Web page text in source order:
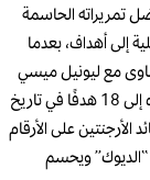
تمريراته الحاسمة
إلى أهداف، بعدما
ليتساوى مع ليونيل ميسي
في صدارة ترتيب الهدافين. كما رفع النجم الفرنسي رصيده إلى 18 هدفًا في تاريخ
على الأرقام
“الديوك” ويحسم